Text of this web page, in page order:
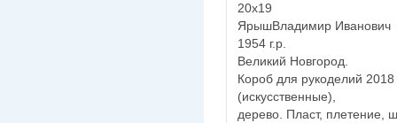
20х19
ЯрышВладимир Иванович
1954 г.р.
Великий Новгород.
Короб для рукоделий
(искусственные),
дерево. Пласт, плетение,